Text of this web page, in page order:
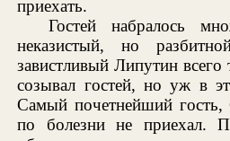
приехать.
Гостей набралось
неказистый, но
завистливый Липутин всего
созывал гостей, но уж в
Самый почетнейший
по болезни не приехал.